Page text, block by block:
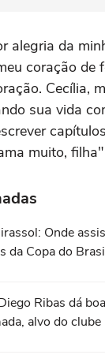
alegria da
coração de
Cecília,
sua vida
muito,
Onde
da Copa do
Ribas dá
alvo do clube